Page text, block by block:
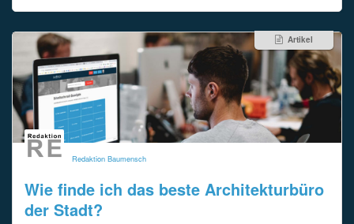
Artikel
Redaktion Baumensch
Wie finde ich das beste Architekturbüro
der Stadt?